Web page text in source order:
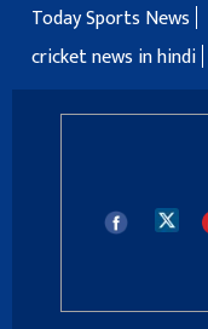
Today Sports News
cricket news in hindi